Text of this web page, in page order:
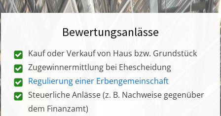
Bewertungsanlässe
Kauf oder Verkauf von Haus bzw. Grundstück
Zugewinnermittlung bei Ehescheidung
Regulierung einer Erbengemeinschaft
Steuerliche Anlässe (z. B. Nachweise gegenüber
dem Finanzamt)